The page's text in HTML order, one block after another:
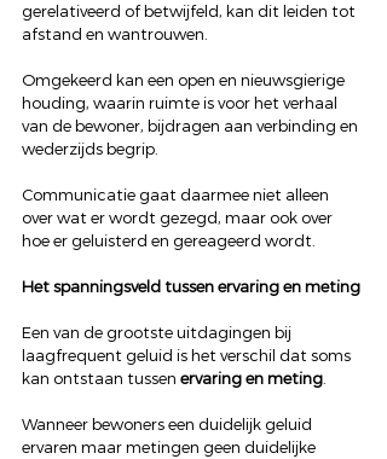
gerelativeerd of betwijfeld, kan dit leiden tot
afstand en wantrouwen.
Omgekeerd kan een open en nieuwsgierige
houding, waarin ruimte is voor het verhaal
van de bewoner, bijdragen aan verbinding en
wederzijds begrip.
Communicatie gaat daarmee niet alleen
over wat er wordt gezegd, maar ook over
hoe er geluisterd en gereageerd wordt.
Het spanningsveld tussen ervaring en meting
Een van de grootste uitdagingen bij
laagfrequent geluid is het verschil dat soms
kan ontstaan tussen ervaring en meting
Wanneer bewoners een duidelijk geluid
ervaren maar metingen geen duidelijke